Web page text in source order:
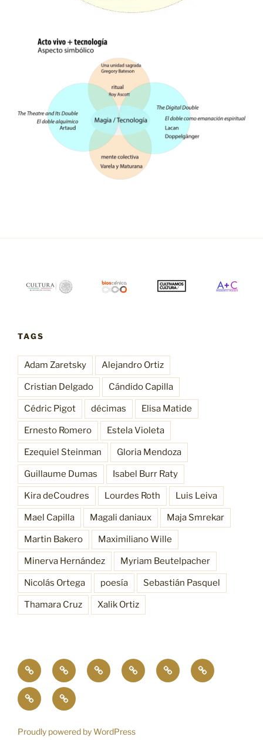
TAGS
Adam Zaretsky Alejandro Ortiz
Cristian Delgado Cándido Capilla
Cédric Pigot décimas Elisa Matide
Ernesto Romero Estela Violeta
Ezequiel Steinman Gloria Mendoza
Guillaume Dumas Isabel Burr Raty
Kira deCoudres Lourdes Roth Luis Leiva
Mael Capilla Magali daniaux Maja Smrekar
Martin Bakero Maximiliano Wille
Minerva Hernández Myriam Beutelpacher
Nicolás Ortega poesía Sebastián Pasquel
Thamara Cruz Xalik Ortiz
Empatía
4.0
¿Quiénes
somos?
AntecedentesProcesosFuncionesResonancia
BioscénicaContacto
Proudly powered by WordPress